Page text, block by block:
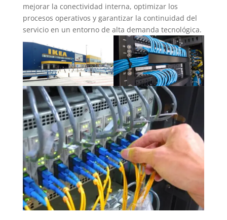
mejorar la conectividad interna, optimizar los
procesos operativos y garantizar la continuidad del
servicio en un entorno de alta demanda tecnológica.